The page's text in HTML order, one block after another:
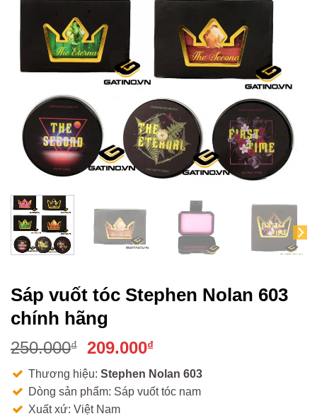
Sáp vuốt tóc Stephen Nolan 603
chính hãng
250.000₫
Giá
là:
250.000₫.
209.000₫Giá
tại
là:
Thương hiệu: Stephen Nolan 603
Dòng sản phẩm: Sáp vuốt tóc nam
Xuất xứ: Việt Nam